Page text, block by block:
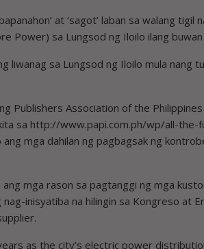
at ‘sagot’ laban sa walang
Power) sa Lungsod ng Iloilo ilang buwan
liwanag sa Lungsod ng Iloilo mula nang
Publishers Association of the
sa http://www.papi.com.ph/wp/all-
mga dahilan ng pagbagsak ng
ang mga rason sa pagtanggi ng mga
nag-inisyatiba na hilingin sa Kongreso at
as the city’s electric power